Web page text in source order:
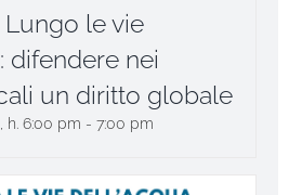
le vie
difendere nei
un diritto globale
h. 6:00 pm -7:00 pm